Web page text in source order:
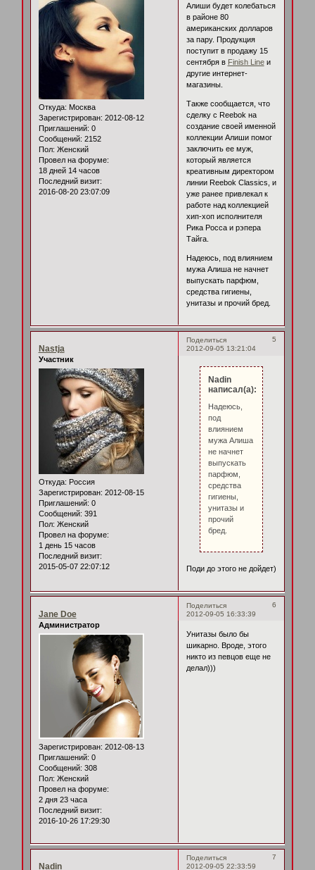
Откуда: Москва
Зарегистрирован: 2012-08-12
Приглашений: 0
Сообщений: 2152
Пол: Женский
Провел на форуме:
18 дней 14 часов
Последний визит:
2016-08-20 23:07:09
Алиши будет колебаться
в районе 80
американских долларов
за пару. Продукция
поступит в продажу 15
сентября в Finish Lineи
другие интернет-
магазины.
Также сообщается, что
сделку с Reebok на
создание своей именной
коллекции Алиши помог
заключить ее муж,
который является
креативным директором
линии Reebok Classics, и
уже ранее привлекал к
работе над коллекцией
хип-хоп исполнителя
Рика Росса и рэпера
Тайга.
Надеюсь, под влиянием
мужа Алиша не начнет
выпускать парфюм,
средства гигиены,
унитазы и прочий бред.
Поделиться
5
2012-09-05 13:21:04
Nastja
Участник
Откуда: Россия
Зарегистрирован: 2012-08-15
Приглашений: 0
Сообщений: 391
Пол: Женский
Провел на форуме:
1 день 15 часов
Последний визит:
2015-05-07 22:07:12
Nadin
написал(а):
Надеюсь,
под
влиянием
мужа Алиша
не начнет
выпускать
парфюм,
средства
гигиены,
унитазы и
прочий
бред.
Поди до этого не дойдет)
Поделиться
6
2012-09-05 16:33:39
Jane Doe
Администратор
Зарегистрирован: 2012-08-13
Приглашений: 0
Сообщений: 308
Пол: Женский
Провел на форуме:
2 дня 23 часа
Последний визит:
2016-10-26 17:29:30
Унитазы было бы
шикарно. Вроде, этого
никто из певцов еще не
делал)))
Поделиться
7
2012-09-05 22:33:59
Nadin